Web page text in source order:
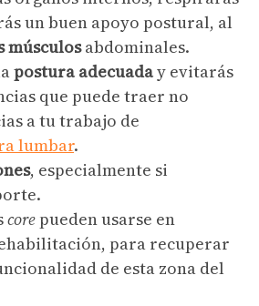
un buen apoyo postural, al
músculosabdominales.
postura adecuaday evitarás
que puede traer no
a tu trabajo de
lumbar.
, especialmente si
core pueden usarse en
para recuperar
de esta zona del